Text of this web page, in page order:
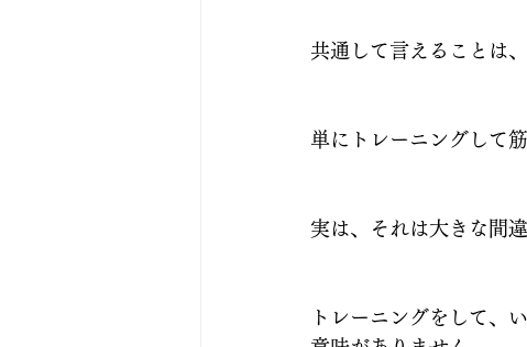
共通して言えることは、
単にトレーニングして
実は、それは大きな間
トレーニングをして、